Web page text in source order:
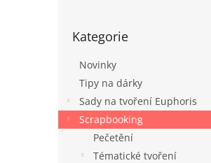
kategorie
Kategorie
Novinky
Tipy na dárky
Sady na tvoření Euphoris
Scrapbooking
Pečetění
Tématické tvoření